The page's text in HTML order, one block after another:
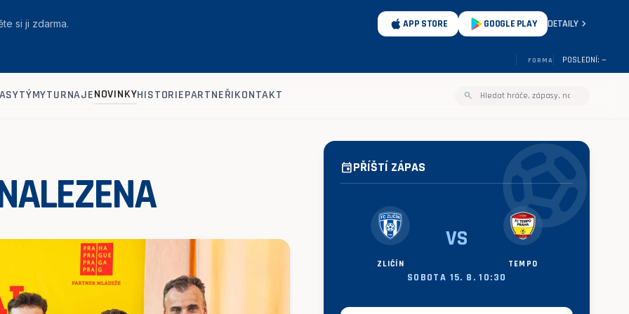
si ji zdarma. APP STORE GOOGLE PLAY DETAILY chevron_right
FORMA POSLEDNÍ: —
TÝMYTURNAJENOVINKYHISTORIEPARTNEŘIKONTAKT search
sports_soccer
eventPŘÍŠTÍ ZÁPAS
ZLIČÍN
VS
TEMPO
SOBOTA 15. 8. 10:30